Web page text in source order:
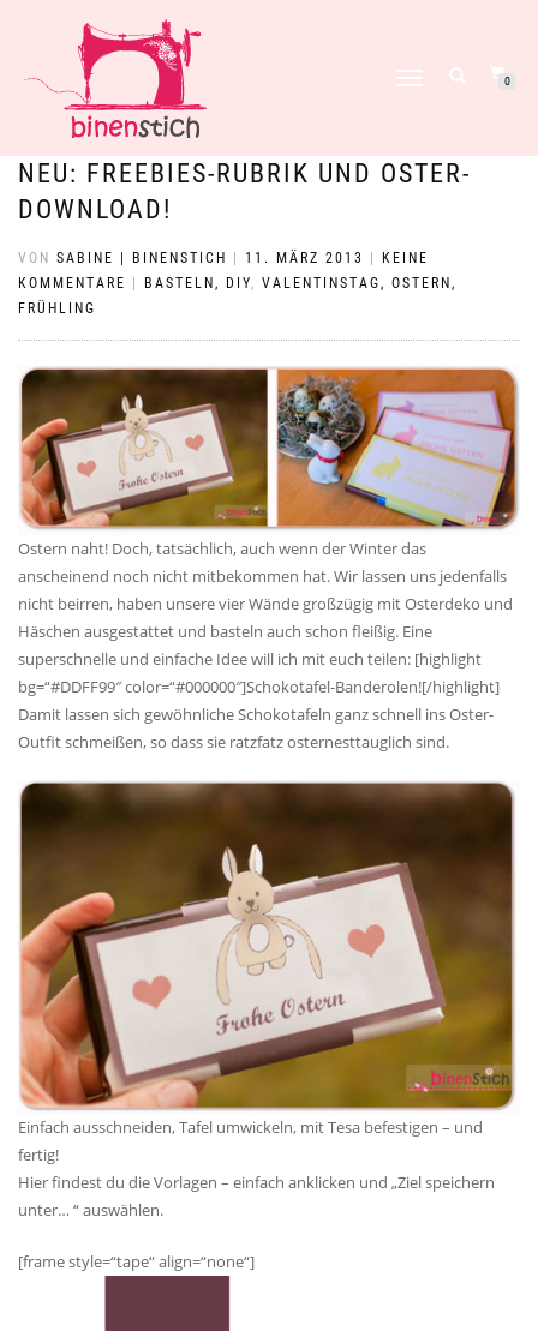
0
NEU: FREEBIES-RUBRIK UND OSTER-
DOWNLOAD!
VON SABINE | BINENSTICH 11. MÄRZ 2013
KEINE
KOMMENTARE
BASTELN, DIY, VALENTINSTAG, OSTERN,
FRÜHLING
Ostern naht! Doch, tatsächlich, auch wenn der Winter das
anscheinend noch nicht mitbekommen hat. Wir lassen uns jedenfalls
nicht beirren, haben unsere vier Wände großzügig mit Osterdeko und
Häschen ausgestattet und basteln auch schon fleißig. Eine
superschnelle und einfache Idee will ich mit euch teilen: [highlight
bg=“#DDFF99″ color=“#000000″]Schokotafel-Banderolen![/highlight]
Damit lassen sich gewöhnliche Schokotafeln ganz schnell ins Oster-
Outfit schmeißen, so dass sie ratzfatz osternesttauglich sind.
Einfach ausschneiden, Tafel umwickeln, mit Tesa befestigen – und
fertig!
Hier findest du die Vorlagen – einfach anklicken und „Ziel speichern
unter… “ auswählen.
[frame style=“tape“ align=“none“]